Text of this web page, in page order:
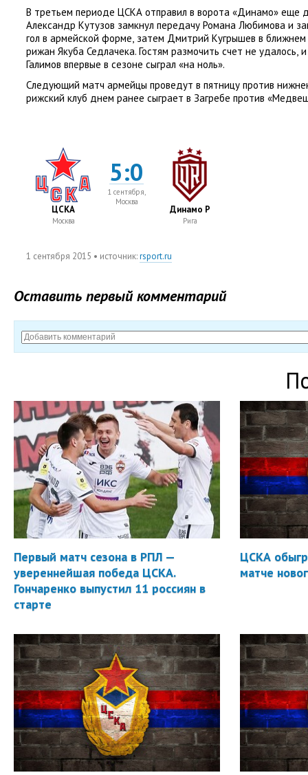
В третьем периоде ЦСКА отправил в ворота «Динамо» еще
Александр Кутузов замкнул передачу Романа Любимова и
гол в армейской форме, затем Дмитрий Кугрышев в ближнем
рижан Якуба Седлачека. Гостям размочить счет не удалось,
Галимов впервые в сезоне сыграл «на ноль».
Следующий матч армейцы проведут в пятницу против
рижский клуб днем ранее сыграет в Загребе против «
ЦСКА
Москва
5:0
1 сентября,
Москва
Динамо Р
Рига
1 сентября 2015 • источник:rsport.ru
Оставить первый комментарий
Первый матч сезона в РПЛ —
увереннейшая победа ЦСКА.
Гончаренко выпустил 11 россиян в
старте
ЦСКА
матче